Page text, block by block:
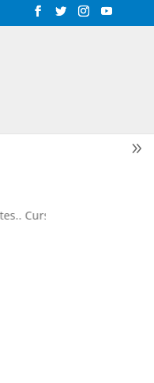
2026-2027